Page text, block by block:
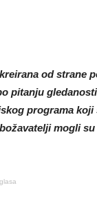
od strane
pitanju
programa koji
mogli